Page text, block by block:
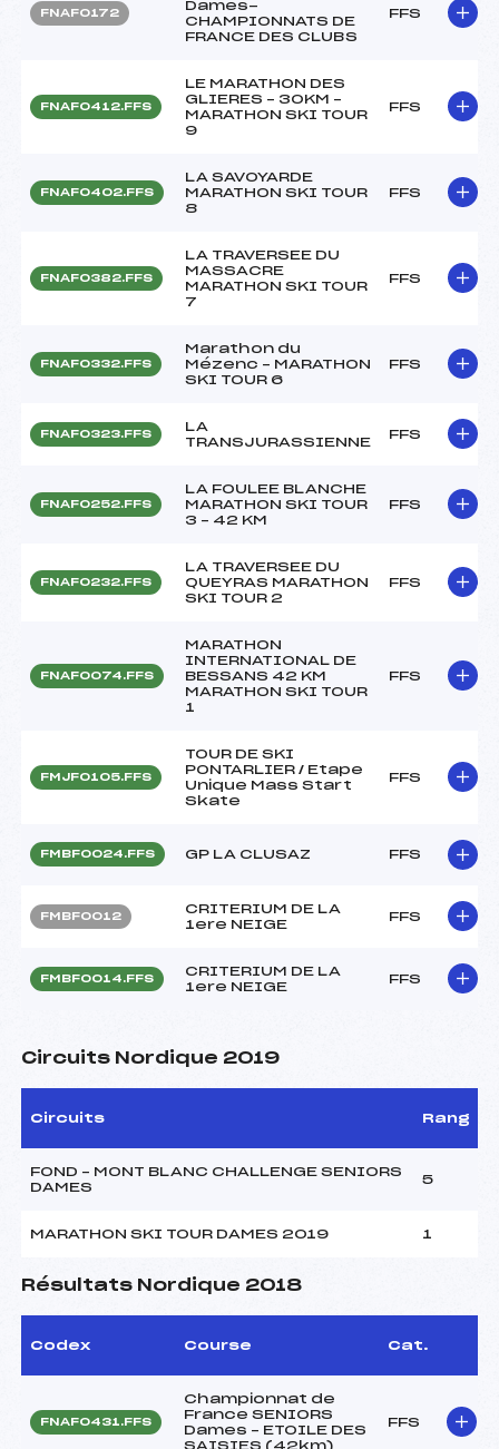
FNAF0172
Dames-
CHAMPIONNATS DE
FRANCE DES CLUBS
FFS
FNAF0412.FFS
LE MARATHON DES
GLIERES – 30KM –
MARATHON SKI TOUR
9
FFS
FNAF0402.FFS
LA SAVOYARDE
MARATHON SKI TOUR
8
FFS
FNAF0382.FFS
LA TRAVERSEE DU
MASSACRE
MARATHON SKI TOUR
7
FFS
FNAF0332.FFS
Marathon du
Mézenc – MARATHON
SKI TOUR 6
FFS
FNAF0323.FFS
LA
TRANSJURASSIENNE
FFS
FNAF0252.FFS
LA FOULEE BLANCHE
MARATHON SKI TOUR
3 – 42 KM
FFS
FNAF0232.FFS
LA TRAVERSEE DU
QUEYRAS MARATHON
SKI TOUR 2
FFS
FNAF0074.FFS
MARATHON
INTERNATIONAL DE
BESSANS 42 KM
MARATHON SKI TOUR
1
FFS
FMJF0105.FFS
TOUR DE SKI
PONTARLIER / Etape
Unique Mass Start
Skate
FFS
FMBF0024.FFS GP LA CLUSAZ FFS
FMBF0012
CRITERIUM DE LA
1ere NEIGE
FFS
FMBF0014.FFS
CRITERIUM DE LA
1ere NEIGE
FFS
Circuits Nordique 2019
Circuits Rang
FOND – MONT BLANC CHALLENGE SENIORS
DAMES
5
MARATHON SKI TOUR DAMES 2019 1
Résultats Nordique 2018
Codex Course Cat.
FNAF0431.FFS
Championnat de
France SENIORS
Dames – ETOILE DES
SAISIES (42km)
FFS